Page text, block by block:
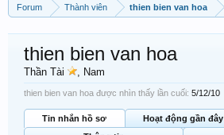
Forum Thành viên thien bien van hoa
thien bien van hoa
Thần Tài , Nam
thien bien van hoa được nhìn thấy lần cuối: 5/12/10
Tin nhắn hồ sơ Hoạt động gần đây